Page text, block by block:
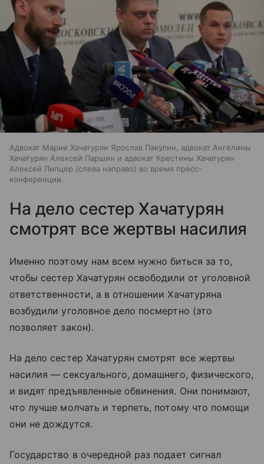
Адвокат Марии Хачатурян Ярослав Пакулин, адвокат Ангелины
Хачатурян Алексей Паршин и адвокат Крестины Хачатурян
Алексей Липцер (слева направо) во время пресс-
конференции.
На дело сестер Хачатурян
смотрят все жертвы насилия
Именно поэтому нам всем нужно биться за то,
чтобы сестер Хачатурян освободили от уголовной
ответственности, а в отношении Хачатуряна
возбудили уголовное дело посмертно (это
позволяет закон).
На дело сестер Хачатурян смотрят все жертвы
насилия — сексуального, домашнего, физического,
и видят предъявленные обвинения. Они понимают,
что лучше молчать и терпеть, потому что помощи
они не дождутся.
Государство в очередной раз подает сигнал